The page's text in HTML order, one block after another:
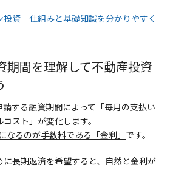
資｜仕組みと基礎知識を分かりやすく
期間を理解して不動産投資
する融資期間によって「毎月の支払い
スト」が変化します。
なるのが手数料である「金利」 です。
長期返済を希望すると、自然と金利が